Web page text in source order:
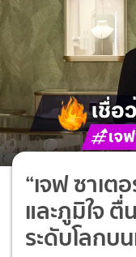
“เจฟ ซาเต
และภูมิใจ ตื่
ระดับโลกบ